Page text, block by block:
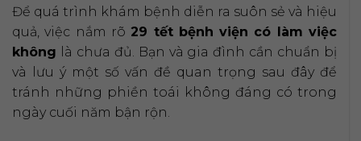
Để quá trình khám bệnh diễn ra suôn sẻ và hiệu
quả, việc nắm rõ 29 tết bệnh viện có làm việc
không là chưa đủ. Bạn và gia đình cần chuẩn bị
và lưu ý một số vấn đề quan trọng sau đây để
tránh những phiền toái không đáng có trong
ngày cuối năm bận rộn.